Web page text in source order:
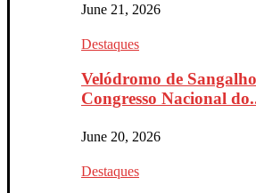
June 21, 2026
Destaques
Velódromo de
Congresso Nacional
June 20, 2026
Destaques